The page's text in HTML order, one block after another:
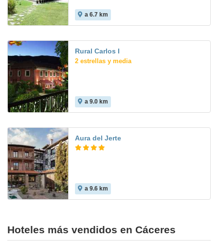
a 6.7 km
Rural Carlos I
2 estrellas y media
a 9.0 km
Aura del Jerte
a 9.6 km
Hoteles más vendidos en Cáceres